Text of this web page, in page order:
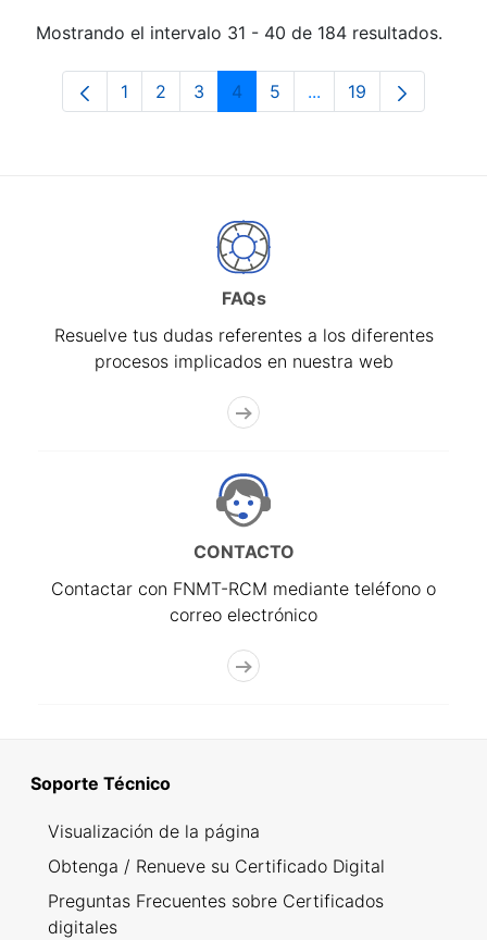
Mostrando el intervalo 31 - 40 de 184 resultados.
Página
1 Página
2 Página
3 Página
4 Página
5 ...Páginas intermedias
Página
19
FAQs
Resuelve tus dudas referentes a los diferentes
procesos implicados en nuestra web
CONTACTO
Contactar con FNMT-RCM mediante teléfono o
correo electrónico
Soporte Técnico
Visualización de la página
Obtenga / Renueve su Certificado Digital
Preguntas Frecuentes sobre Certificados
digitales